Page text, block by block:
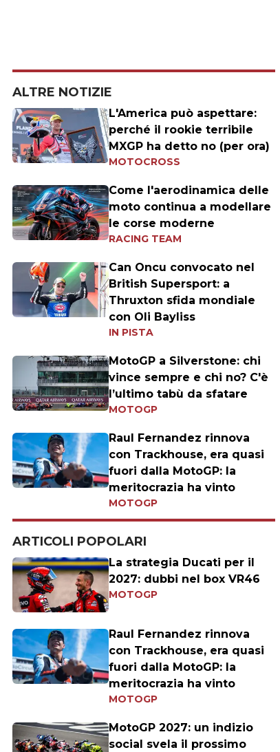
ALTRE NOTIZIE
L'America può aspettare:
perché il rookie terribile
MXGP ha detto no (per ora)
MOTOCROSS
Come l'aerodinamica delle
moto continua a modellare
le corse moderne
RACING TEAM
Can Oncu convocato nel
British Supersport: a
Thruxton sfida mondiale
con Oli Bayliss
IN PISTA
MotoGP a Silverstone: chi
vince sempre e chi no? C'è
l’ultimo tabù da sfatare
MOTOGP
Raul Fernandez rinnova
con Trackhouse, era quasi
fuori dalla MotoGP: la
meritocrazia ha vinto
MOTOGP
ARTICOLI POPOLARI
La strategia Ducati per il
2027: dubbi nel box VR46
MOTOGP
Raul Fernandez rinnova
con Trackhouse, era quasi
fuori dalla MotoGP: la
meritocrazia ha vinto
MOTOGP
MotoGP 2027: un indizio
social svela il prossimo